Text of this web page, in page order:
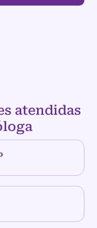
atendidas